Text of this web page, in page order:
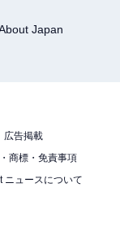
Japan
広告掲載
商標・免責事項
ニュースについて